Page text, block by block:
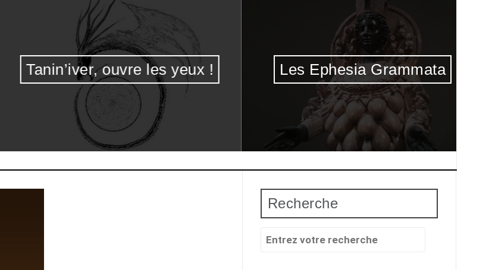
Tanin’iver, ouvre les yeux ! Les Ephesia Grammata
Recherche
Recherche